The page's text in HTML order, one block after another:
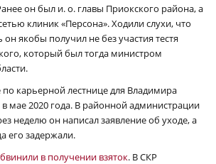
он был и. о. главы Приокского района, а
клиник «Персона». Ходили слухи, что
якобы получил не без участия тестя
который был тогда министром
карьерной лестнице для Владимира
мае 2020 года. В районной администрации
неделю он написал заявление об уходе, а
его задержали.
в получении взяток. В СКР